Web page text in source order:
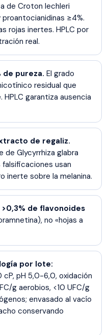
de Croton lechleri
≥4%.
rojas inertes. HPLC por
real.
de pureza. El grado
residual que
garantiza ausencia
de regaliz.
de Glycyrrhiza glabra
falsificaciones usan
inerte sobre la melanina.
de flavonoides
no «hojas a
por lote:
pH 5,0-6,0, oxidación
g aerobios, <10 UFC/g
envasado al vacío
conservando